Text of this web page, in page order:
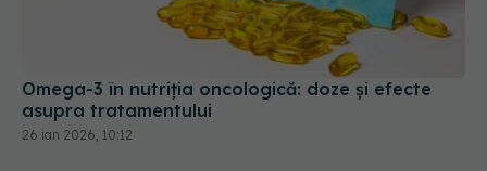
Omega-3 în nutriția oncologică: doze și efecte
asupra tratamentului